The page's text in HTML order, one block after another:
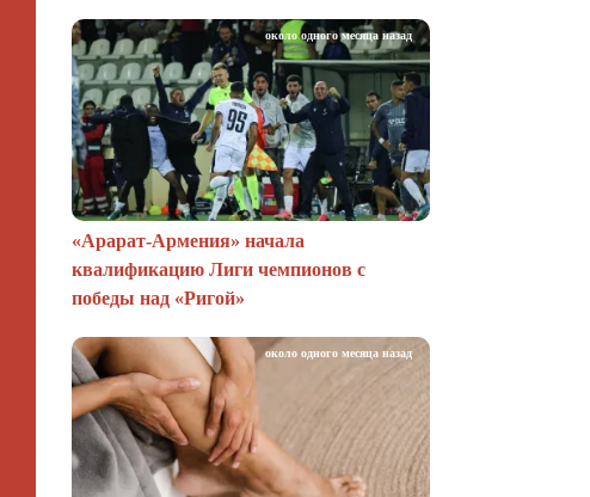
«Арарат‑Армения» начала
квалификацию Лиги чемпионов с
победы над «Ригой»
около одного месяца назад
около одного месяца назад